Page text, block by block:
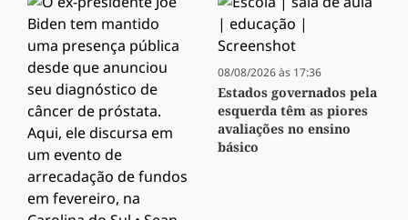
08/08/2026 às 17:36
Estados governados pela
esquerda têm as piores
avaliações no ensino
básico